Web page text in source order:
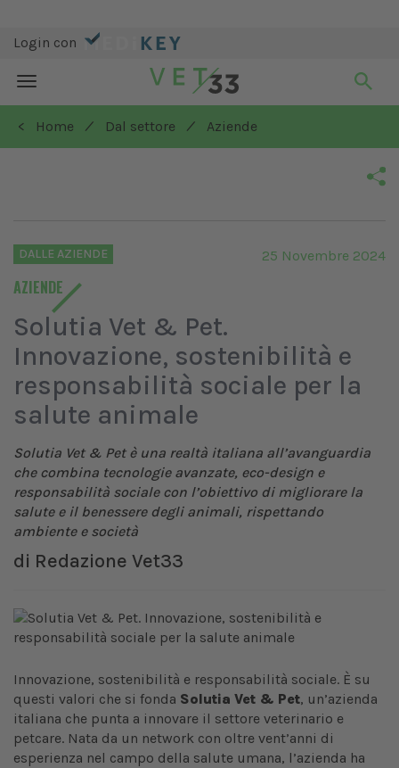
Login con
Toggle
navigation
< Home
/ Dal settore / Aziende
DALLE AZIENDE
AZIENDE
25 Novembre 2024
Solutia Vet & Pet.
Innovazione, sostenibilità e
responsabilità sociale per la
salute animale
Solutia Vet & Pet è una realtà italiana all’avanguardia
che combina tecnologie avanzate, eco-design e
responsabilità sociale con l’obiettivo di migliorare la
salute e il benessere degli animali, rispettando
ambiente e società
di Redazione Vet33
Innovazione, sostenibilità e responsabilità sociale. È su
questi valori che si fonda Solutia Vet & Pet, un’azienda
italiana che punta a innovare il settore veterinario e
petcare. Nata da un network con oltre vent’anni di
esperienza nel campo della salute umana, l’azienda ha